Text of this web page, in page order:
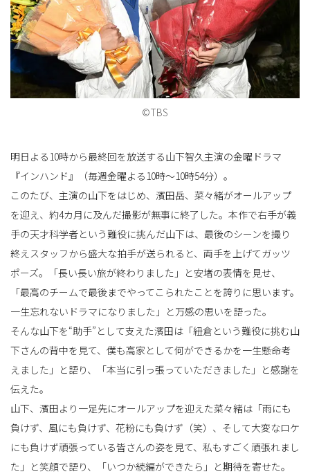
切
え
©TBS
明日よる10時から最終回を放送する山下智久主演の金曜ドラマ
『インハンド』（毎週金曜よる10時～10時54分）。
このたび、主演の山下をはじめ、濱田岳、菜々緒がオールアップ
を迎え、約4カ月に及んだ撮影が無事に終了した。本作で右手が義
手の天才科学者という難役に挑んだ山下は、最後のシーンを撮り
終えスタッフから盛大な拍手が送られると、両手を上げてガッツ
ポーズ。「長い長い旅が終わりました」と安堵の表情を見せ、
「最高のチームで最後までやってこられたことを誇りに思います。
一生忘れないドラマになりました」と万感の思いを語った。
そんな山下を“助手”として支えた濱田は「紐倉という難役に挑む山
下さんの背中を見て、僕も高家として何ができるかを一生懸命考
えました」と語り、「本当に引っ張っていただきました」と感謝を
伝えた。
山下、濱田より一足先にオールアップを迎えた菜々緒は「雨にも
負けず、風にも負けず、花粉にも負けず（笑）、そして大変なロケ
にも負けず頑張っている皆さんの姿を見て、私もすごく頑張れまし
た」と笑顔で語り、「いつか続編ができたら」と期待を寄せた。